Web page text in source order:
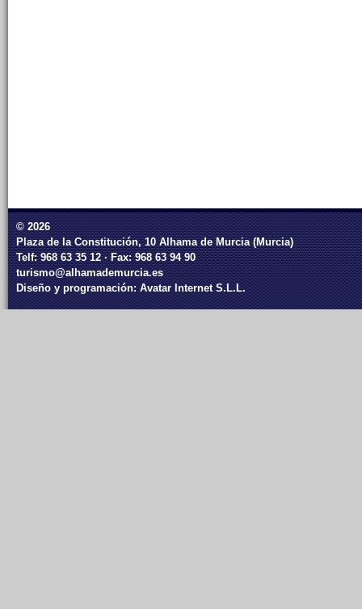
© 2026
Plaza de la Constitución, 10 Alhama de Murcia (Murcia)
Telf: 968 63 35 12 · Fax: 968 63 94 90
turismo@alhamademurcia.es
Diseño y programación:Avatar Internet S.L.L.